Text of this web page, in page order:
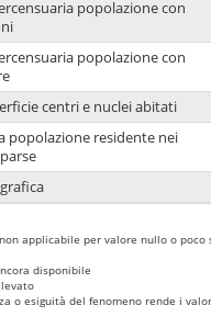
popolazione con
popolazione con
centri e nuclei abitati
popolazione residente nei
applicabile per valore nullo o poco
disponibile
o esiguità del fenomeno rende i